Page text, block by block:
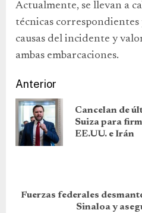
Actualmente, se llevan a
técnicas
causas del incidente y
ambas embarcaciones.
Anterior
Cancelan de
Suiza para
EE.UU. e Irán
Fuerzas federales
Sinaloa y